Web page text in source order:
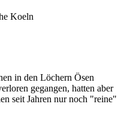
Koeln
in den Löchern Ösen
gegangen, hatten aber
seit Jahren nur noch "reine"